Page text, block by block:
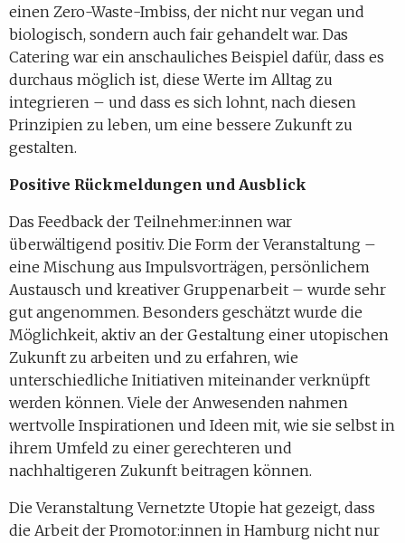
einen Zero-Waste-Imbiss, der nicht nur vegan und
biologisch, sondern auch fair gehandelt war. Das
Catering war ein anschauliches Beispiel dafür, dass es
durchaus möglich ist, diese Werte im Alltag zu
integrieren – und dass es sich lohnt, nach diesen
Prinzipien zu leben, um eine bessere Zukunft zu
gestalten.
Positive Rückmeldungen und Ausblick
Das Feedback der Teilnehmer:innen war
überwältigend positiv. Die Form der Veranstaltung –
eine Mischung aus Impulsvorträgen, persönlichem
Austausch und kreativer Gruppenarbeit – wurde sehr
gut angenommen. Besonders geschätzt wurde die
Möglichkeit, aktiv an der Gestaltung einer utopischen
Zukunft zu arbeiten und zu erfahren, wie
unterschiedliche Initiativen miteinander verknüpft
werden können. Viele der Anwesenden nahmen
wertvolle Inspirationen und Ideen mit, wie sie selbst in
ihrem Umfeld zu einer gerechteren und
nachhaltigeren Zukunft beitragen können.
Die Veranstaltung Vernetzte Utopie hat gezeigt, dass
die Arbeit der Promotor:innen in Hamburg nicht nur